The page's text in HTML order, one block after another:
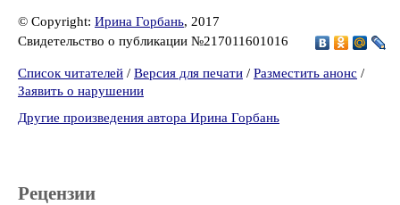
© Copyright: Ирина Горбань, 2017
Свидетельство о публикации №217011601016
Список читателей / Версия для печати / Разместить анонс /
Заявить о нарушении
Другие произведения автора Ирина Горбань
Рецензии